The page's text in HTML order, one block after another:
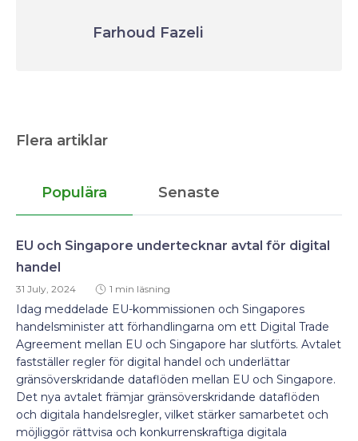
Farhoud Fazeli
Flera artiklar
Populära Senaste
EU och Singapore undertecknar avtal för digital
handel
31 July, 2024 1 min läsning
Idag meddelade EU-kommissionen och Singapores
handelsminister att förhandlingarna om ett Digital Trade
Agreement mellan EU och Singapore har slutförts. Avtalet
fastställer regler för digital handel och underlättar
gränsöverskridande dataflöden mellan EU och Singapore.
Det nya avtalet främjar gränsöverskridande dataflöden
och digitala handelsregler, vilket stärker samarbetet och
möjliggör rättvisa och konkurrenskraftiga digitala